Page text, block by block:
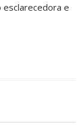
esclarecedora e